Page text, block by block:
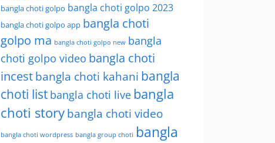
bangla choti golpo bangla choti golpo 2023
bangla choti golpo app bangla choti
golpo ma bangla choti golpo new bangla
choti golpo video bangla choti
incestbangla choti kahani bangla
choti list bangla choti live bangla
choti storybangla choti video
bangla choti wordpress bangla group choti bangla